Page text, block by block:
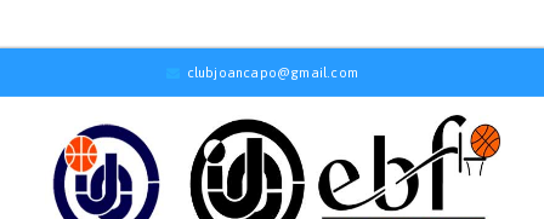
clubjoancapo@gmail.com